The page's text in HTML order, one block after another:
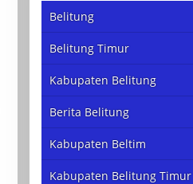
Belitung
Belitung Timur
Kabupaten Belitung
Berita Belitung
Kabupaten Beltim
Kabupaten Belitung Timur